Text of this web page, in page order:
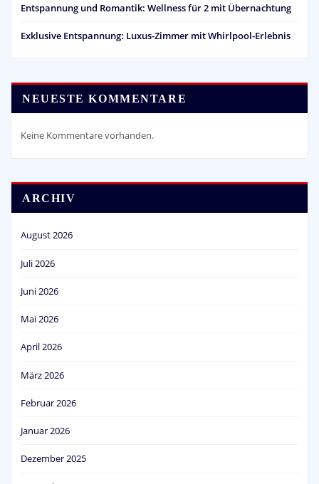
Entspannung und Romantik: Wellness für 2 mit Übernachtung
Exklusive Entspannung: Luxus-Zimmer mit Whirlpool-Erlebnis
NEUESTE KOMMENTARE
Keine Kommentare vorhanden.
ARCHIV
August 2026
Juli 2026
Juni 2026
Mai 2026
April 2026
März 2026
Februar 2026
Januar 2026
Dezember 2025